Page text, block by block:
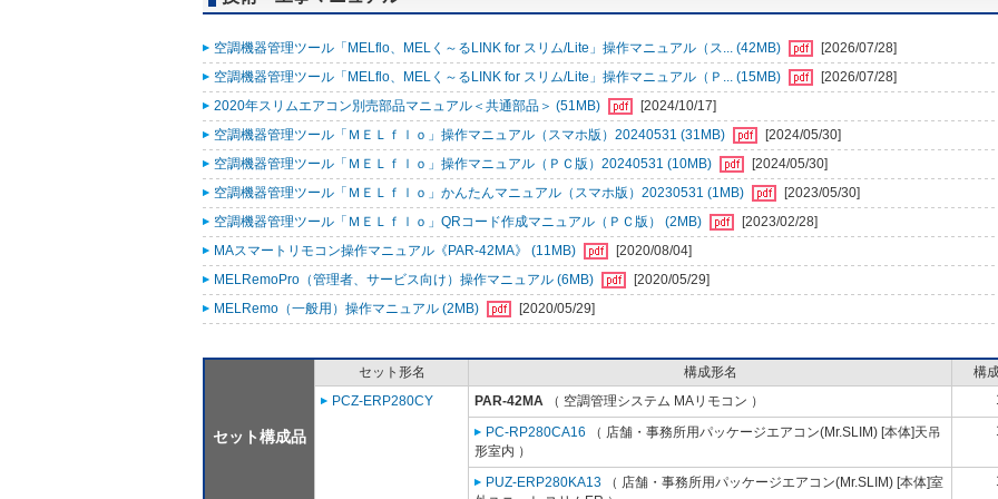
空調機器管理ツール「MELflo、MELく～るLINK for スリム/Lite」操作マニュアル（ス... (42MB)
[2026/07/28]
空調機器管理ツール「MELflo、MELく～るLINK for スリム/Lite」操作マニュアル（Ｐ... (15MB)
[2026/07/28]
2020年スリムエアコン別売部品マニュアル＜共通部品＞ (51MB)
[2024/10/17]
空調機器管理ツール「ＭＥＬｆｌｏ」操作マニュアル（スマホ版）20240531 (31MB)
[2024/05/30]
空調機器管理ツール「ＭＥＬｆｌｏ」操作マニュアル（ＰＣ版）20240531 (10MB)
[2024/05/30]
空調機器管理ツール「ＭＥＬｆｌｏ」かんたんマニュアル（スマホ版）20230531 (1MB)
[2023/05/30]
空調機器管理ツール「ＭＥＬｆｌｏ」QRコード作成マニュアル（ＰＣ版） (2MB)
[2023/02/28]
MAスマートリモコン操作マニュアル《PAR-42MA》 (11MB)
[2020/08/04]
MELRemoPro（管理者、サービス向け）操作マニュアル (6MB)
[2020/05/29]
MELRemo（一般用）操作マニュアル (2MB)
[2020/05/29]
セット構成品
セット形名 構成形名
構
PCZ-ERP280CY
PAR-42MA （ 空調管理システム MAリモコン ）
PC-RP280CA16 （ 店舗・事務所用パッケージエアコン(Mr.SLIM) [本体]天吊
形室内 ）
PUZ-ERP280KA13 （ 店舗・事務所用パッケージエアコン(Mr.SLIM) [本体]室